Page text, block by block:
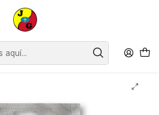
Retiro en Tienda Osorno.
Cóctel y Picoteos
Pasas Rubias Terra ( 5 x 80 G )